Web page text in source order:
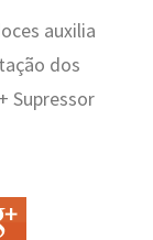
auxilia
dos
Supressor